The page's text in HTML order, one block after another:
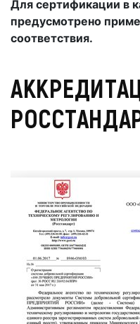
Для сертификации в
предусмотрено
соответствия.